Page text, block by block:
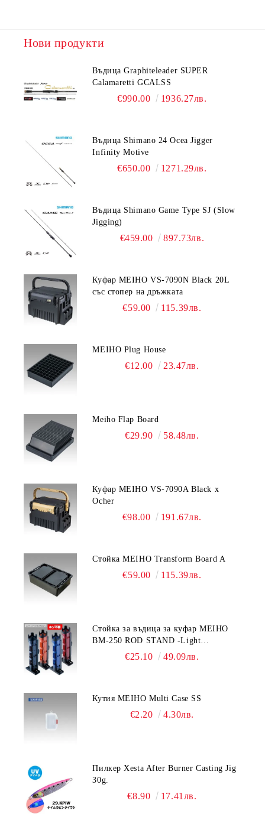
Нови продукти
Въдица Graphiteleader SUPER
Calamaretti GCALSS
€990.00 1936.27лв.
Въдица Shimano 24 Ocea Jigger
Infinity Motive
€650.00 1271.29лв.
Въдица Shimano Game Type SJ (Slow
Jigging)
€459.00 897.73лв.
Куфар MEIHO VS-7090N Black 20L
със стопер на дръжката
€59.00 115.39лв.
MEIHO Plug House
€12.00 23.47лв.
Meiho Flap Board
€29.90 58.48лв.
Куфар MEIHO VS-7090A Black x
Ocher
€98.00 191.67лв.
Стойка MEIHO Transform Board A
€59.00 115.39лв.
Стойка за въдица за куфар MEIHO
BM-250 ROD STAND -Light
Blue/Black color
€25.10 49.09лв.
Кутия MEIHO Multi Case SS
€2.20 4.30лв.
Пилкер Xesta After Burner Casting Jig
30g.
€8.90 17.41лв.